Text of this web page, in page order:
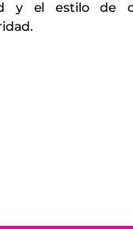
y el estilo de